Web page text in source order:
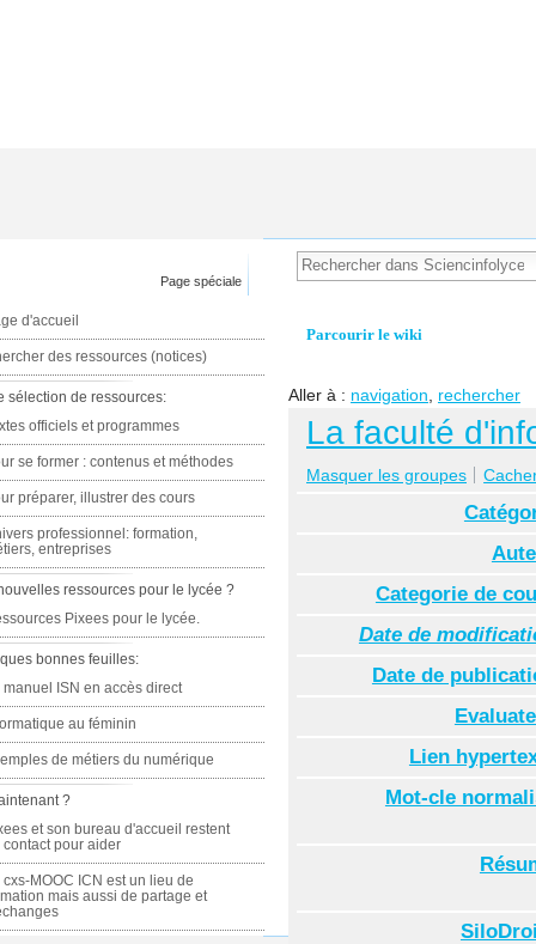
Parcourir le wiki
Aller à : navigation rechercher
La faculté
Masquer les groupes
Categorie de
Date de
Date de
Lien
Mot-cle
Page spéciale
d'accueil
des ressources (notices)
sélection de ressources:
officiels et programmes
se former : contenus et méthodes
préparer, illustrer des cours
professionnel: formation,
entreprises
ressources pour le lycée ?
Pixees pour le lycée.
bonnes feuilles:
manuel ISN en accès direct
au féminin
de métiers du numérique
?
et son bureau d'accueil restent
contact pour aider
cxs-MOOC ICN est un lieu de
mais aussi de partage et